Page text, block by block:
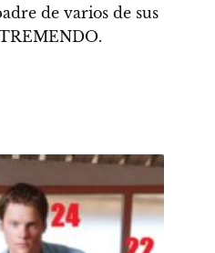
de varios de sus